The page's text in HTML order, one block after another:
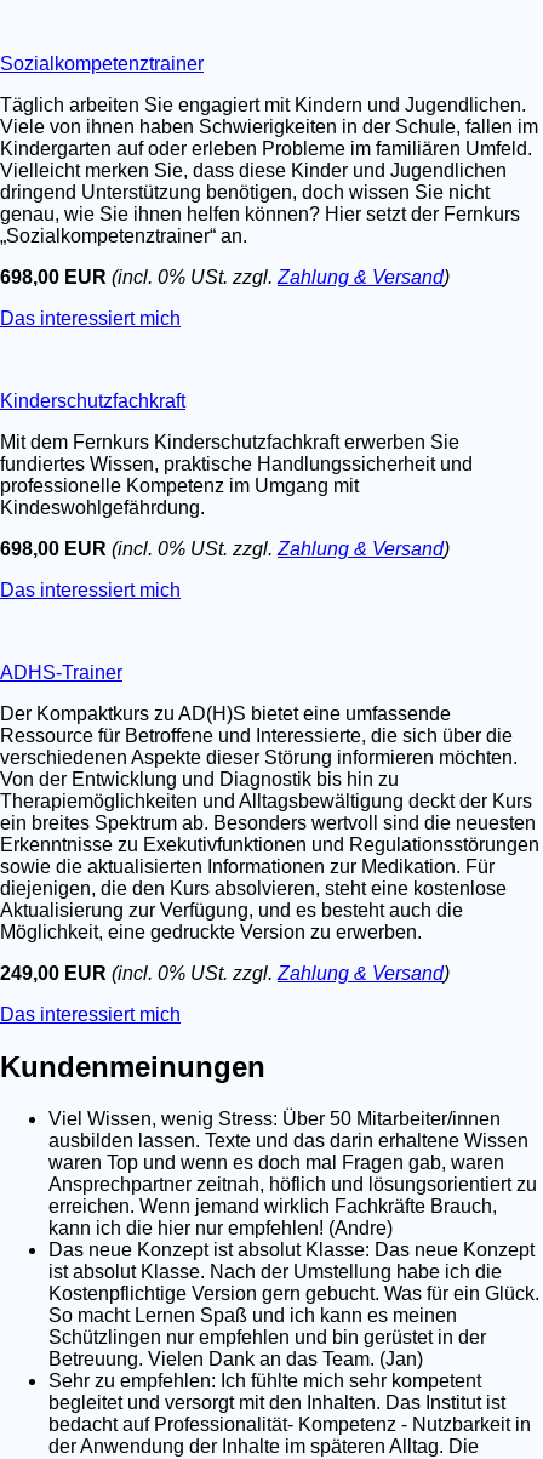
Sozialkompetenztrainer
Täglich arbeiten Sie engagiert mit Kindern und Jugendlichen.
Viele von ihnen haben Schwierigkeiten in der Schule, fallen im
Kindergarten auf oder erleben Probleme im familiären Umfeld.
Vielleicht merken Sie, dass diese Kinder und Jugendlichen
dringend Unterstützung benötigen, doch wissen Sie nicht
genau, wie Sie ihnen helfen können? Hier setzt der Fernkurs
„Sozialkompetenztrainer“ an.
698,00 EUR (incl. 0% USt. zzgl. Zahlung & Versand)
Das interessiert mich
Kinderschutzfachkraft
Mit dem Fernkurs Kinderschutzfachkraft erwerben Sie
fundiertes Wissen, praktische Handlungssicherheit und
professionelle Kompetenz im Umgang mit
Kindeswohlgefährdung.
698,00 EUR (incl. 0% USt. zzgl. Zahlung & Versand)
Das interessiert mich
ADHS-Trainer
Der Kompaktkurs zu AD(H)S bietet eine umfassende
Ressource für Betroffene und Interessierte, die sich über die
verschiedenen Aspekte dieser Störung informieren möchten.
Von der Entwicklung und Diagnostik bis hin zu
Therapiemöglichkeiten und Alltagsbewältigung deckt der Kurs
ein breites Spektrum ab. Besonders wertvoll sind die neuesten
Erkenntnisse zu Exekutivfunktionen und Regulationsstörungen
sowie die aktualisierten Informationen zur Medikation. Für
diejenigen, die den Kurs absolvieren, steht eine kostenlose
Aktualisierung zur Verfügung, und es besteht auch die
Möglichkeit, eine gedruckte Version zu erwerben.
249,00 EUR (incl. 0% USt. zzgl. Zahlung & Versand)
Das interessiert mich
Kundenmeinungen
Viel Wissen, wenig Stress: Über 50 Mitarbeiter/innen
ausbilden lassen. Texte und das darin erhaltene Wissen
waren Top und wenn es doch mal Fragen gab, waren
Ansprechpartner zeitnah, höflich und lösungsorientiert zu
erreichen. Wenn jemand wirklich Fachkräfte Brauch,
kann ich die hier nur empfehlen! (Andre)
Das neue Konzept ist absolut Klasse: Das neue Konzept
ist absolut Klasse. Nach der Umstellung habe ich die
Kostenpflichtige Version gern gebucht. Was für ein Glück.
So macht Lernen Spaß und ich kann es meinen
Schützlingen nur empfehlen und bin gerüstet in der
Betreuung. Vielen Dank an das Team. (Jan)
Sehr zu empfehlen: Ich fühlte mich sehr kompetent
begleitet und versorgt mit den Inhalten. Das Institut ist
bedacht auf Professionalität- Kompetenz - Nutzbarkeit in
der Anwendung der Inhalte im späteren Alltag. Die